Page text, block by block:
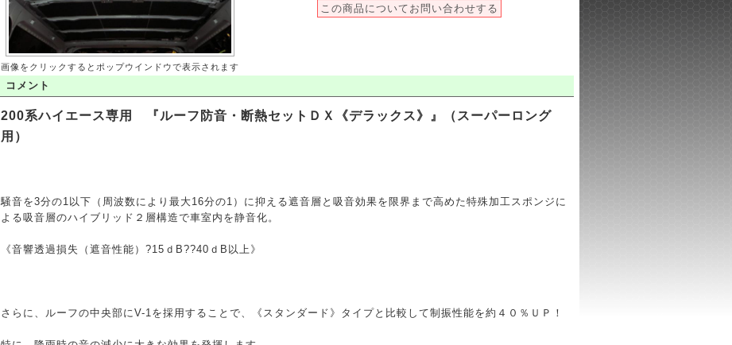
画像をクリックするとポップウインドウで表示されます
この商品についてお問い合わせする
コメント
200系ハイエース専用 『ルーフ防音・断熱セットＤＸ《デラックス》』（スーパーロング
用）
騒音を3分の1以下（周波数により最大16分の1）に抑える遮音層と吸音効果を限界まで高めた特殊加工スポンジに
よる吸音層のハイブリッド２層構造で車室内を静音化。
《音響透過損失（遮音性能）?15ｄB??40ｄB以上》
さらに、ルーフの中央部にV-1を採用することで、《スタンダード》タイプと比較して制振性能を約４０％ＵＰ！